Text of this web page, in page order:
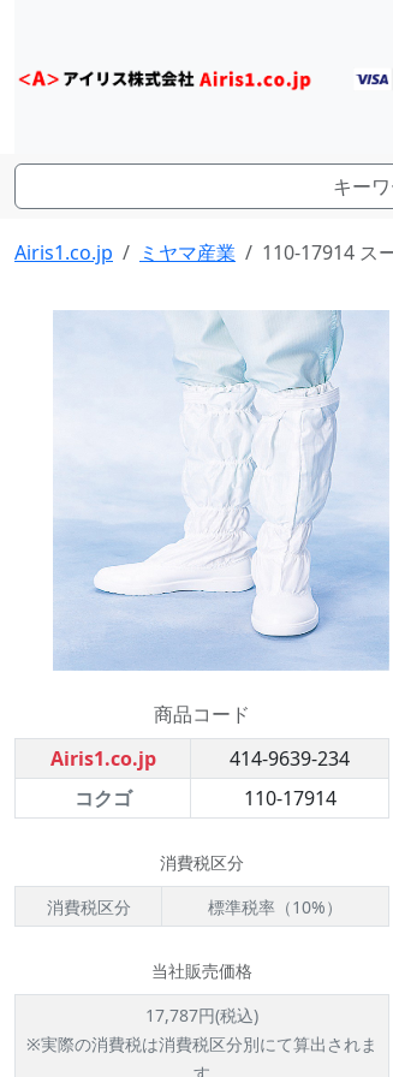
Airis1.co.jp ミヤマ産業 110-17914 ス
商品コード
Airis1.co.jp
414-9639-234
コクゴ
110-17914
消費税区分
消費税区分
標準税率（10%）
当社販売価格
17,787円(税込)
※実際の消費税は消費税区分別にて算出されま